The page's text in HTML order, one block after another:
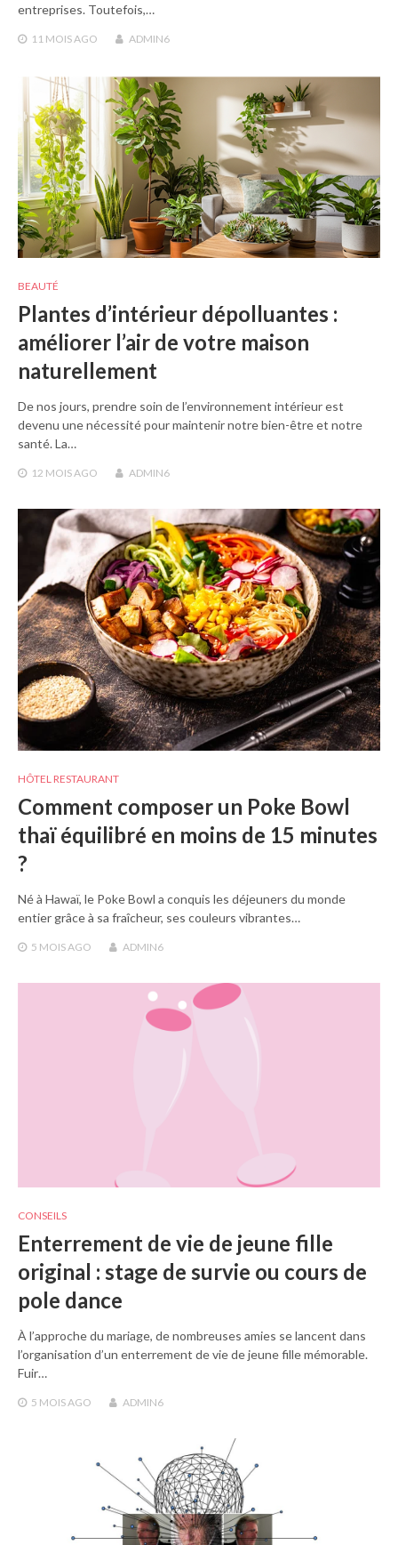
entreprises. Toutefois,…
11 MOISAGO ADMIN6
BEAUTÉ
Plantes d’intérieur dépolluantes :
améliorer l’air de votre maison
naturellement
De nos jours, prendre soin de l’environnement intérieur est
devenu une nécessité pour maintenir notre bien-être et notre
santé. La…
12 MOISAGO ADMIN6
HÔTEL RESTAURANT
Comment composer un Poke Bowl
thaï équilibré en moins de 15 minutes
?
Né à Hawaï, le Poke Bowl a conquis les déjeuners du monde
entier grâce à sa fraîcheur, ses couleurs vibrantes…
5 MOISAGO ADMIN6
CONSEILS
Enterrement de vie de jeune fille
original : stage de survie ou cours de
pole dance
À l’approche du mariage, de nombreuses amies se lancent dans
l’organisation d’un enterrement de vie de jeune fille mémorable.
Fuir…
5 MOISAGO ADMIN6